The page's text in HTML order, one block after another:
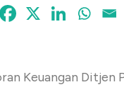
Keuangan Ditjen